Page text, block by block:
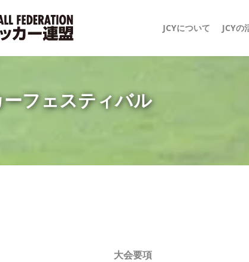
JCYについて JCYの
フェスティバル
大会要項